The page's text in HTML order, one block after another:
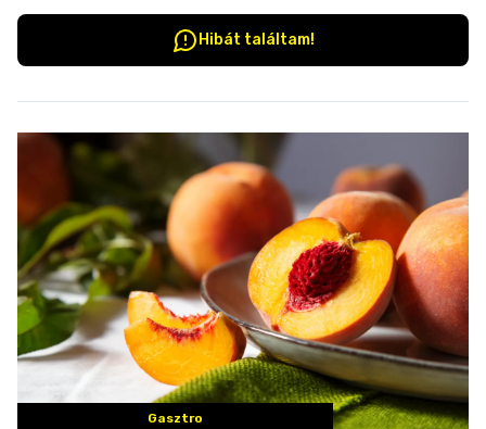
Hibát találtam!
Gasztro